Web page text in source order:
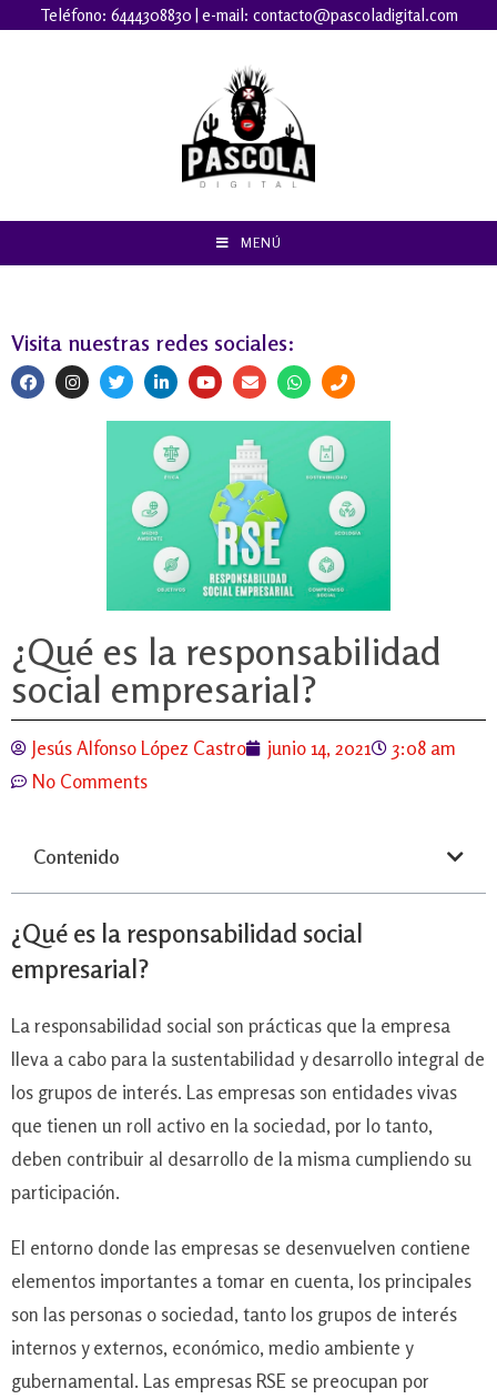
Teléfono: 6444308830 | e-mail: contacto@pascoladigital.com
MENÚ
Visita nuestras redes sociales:
¿Qué es la responsabilidad
social empresarial?
Jesús Alfonso López Castro junio 14, 2021
3:08 am
No Comments
Contenido
¿Qué es la responsabilidad social
empresarial?
La responsabilidad social son prácticas que la empresa
lleva a cabo para la sustentabilidad y desarrollo integral de
los grupos de interés. Las empresas son entidades vivas
que tienen un roll activo en la sociedad, por lo tanto,
deben contribuir al desarrollo de la misma cumpliendo su
participación.
El entorno donde las empresas se desenvuelven contiene
elementos importantes a tomar en cuenta, los principales
son las personas o sociedad, tanto los grupos de interés
internos y externos, económico, medio ambiente y
gubernamental. Las empresas RSE se preocupan por